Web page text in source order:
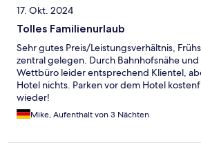
17. Okt. 2024
Tolles Familienurlaub
Sehr gutes Preis/Leistungsverhältnis,
zentral gelegen. Durch Bahnhofsnähe
Wettbüro leider entsprechend Klientel,
Hotel nichts. Parken vor dem Hotel
wieder!
Mike, Aufenthalt von 3 Nächten